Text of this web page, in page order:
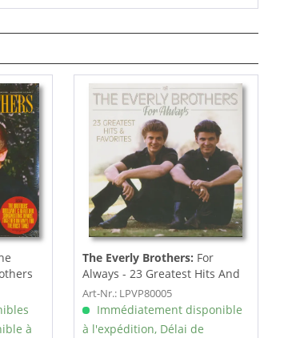
à
The Everly Brothers: For
Always - 23 Greatest Hits And
Favorites...
Art-Nr.: LPVP80005
Immédiatement disponible
à l'expédition, Délai de